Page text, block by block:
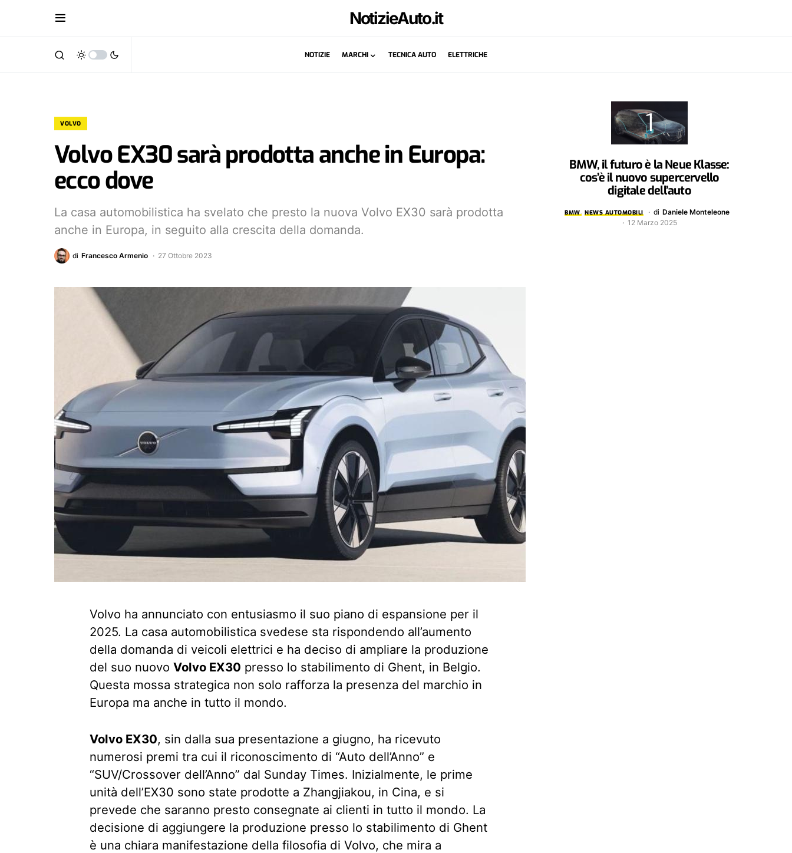
NotizieAuto.it
NOTIZIE MARCHI TECNICA AUTO ELETTRICHE
VOLVO
Volvo EX30 sarà prodotta anche in Europa:
ecco dove
La casa automobilistica ha svelato che presto la nuova Volvo EX30 sarà prodotta
anche in Europa, in seguito alla crescita della domanda.
di Francesco Armenio 27 Ottobre 2023
Volvo ha annunciato con entusiasmo il suo piano di espansione per il
2025. La casa automobilistica svedese sta rispondendo all’aumento
della domanda di veicoli elettrici e ha deciso di ampliare la produzione
del suo nuovo Volvo EX30 presso lo stabilimento di Ghent, in Belgio.
Questa mossa strategica non solo rafforza la presenza del marchio in
Europa ma anche in tutto il mondo.
Volvo EX30, sin dalla sua presentazione a giugno, ha ricevuto
numerosi premi tra cui il riconoscimento di “Auto dell’Anno” e
“SUV/Crossover dell’Anno” dal Sunday Times. Inizialmente, le prime
unità dell’EX30 sono state prodotte a Zhangjiakou, in Cina, e si
prevede che saranno presto consegnate ai clienti in tutto il mondo. La
decisione di aggiungere la produzione presso lo stabilimento di Ghent
è una chiara manifestazione della filosofia di Volvo, che mira a
BMW, il futuro è la Neue Klasse:
cos’è il nuovo supercervello
digitale dell’auto
BMW NEWS AUTOMOBILI di Daniele Monteleone
12 Marzo 2025